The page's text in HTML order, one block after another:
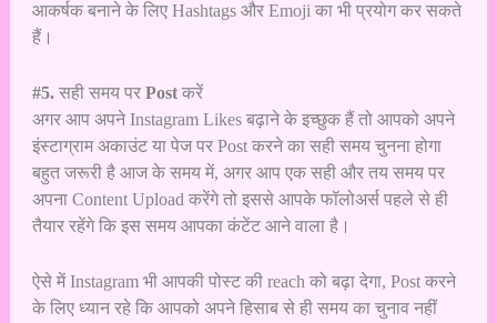
आकर्षक बनाने के लिए Hashtags और Emoji का भी प्रयोग कर सकते
हैं।
#5. सही समय पर Post करें
अगर आप अपने Instagram Likes बढ़ाने के इच्छुक हैं तो आपको अपने
इंस्टाग्राम अकाउंट या पेज पर Post करने का सही समय चुनना होगा
बहुत जरूरी है आज के समय में, अगर आप एक सही और तय समय पर
अपना Content Upload करेंगे तो इससे आपके फॉलोअर्स पहले से ही
तैयार रहेंगे कि इस समय आपका कंटेंट आने वाला है।
ऐसे में Instagram भी आपकी पोस्ट की reach को बढ़ा देगा, Post करने
के लिए ध्यान रहे कि आपको अपने हिसाब से ही समय का चुनाव नहीं